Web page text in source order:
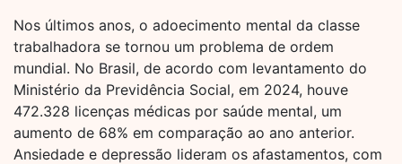
Nos últimos anos, o adoecimento mental da classe
trabalhadora se tornou um problema de ordem
mundial. No Brasil, de acordo com levantamento do
Ministério da Previdência Social, em 2024, houve
472.328 licenças médicas por saúde mental, um
aumento de 68% em comparação ao ano anterior.
Ansiedade e depressão lideram os afastamentos, com